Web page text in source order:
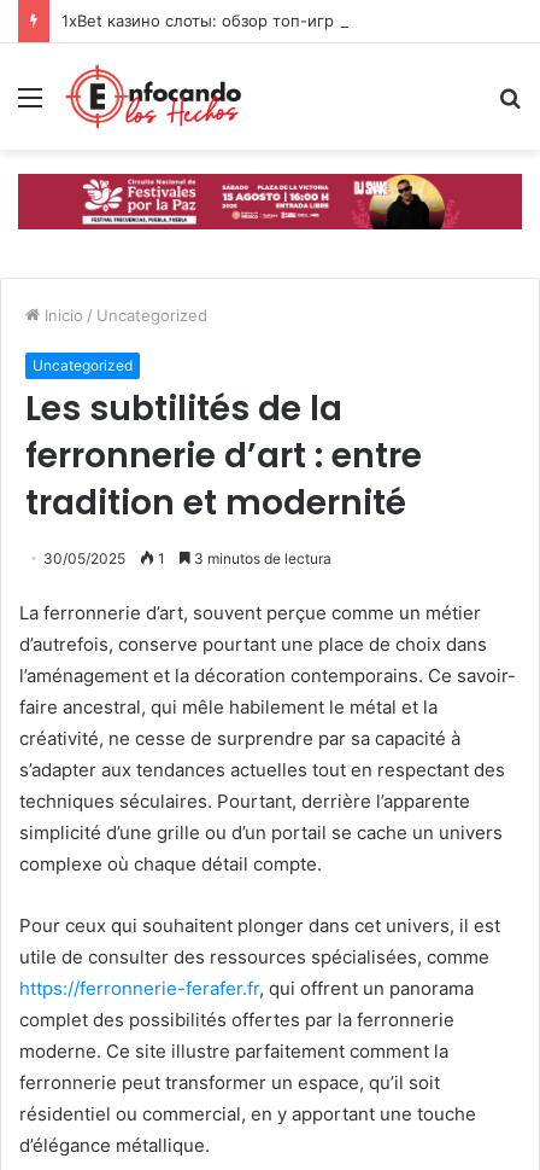
Menú
Inicio / Uncategorized
Uncategorized
Les subtilités de la
ferronnerie d’art : entre
tradition et modernité
30/05/2025 1 3 minutos de lectura
La ferronnerie d’art, souvent perçue comme un métier
d’autrefois, conserve pourtant une place de choix dans
l’aménagement et la décoration contemporains. Ce savoir-
faire ancestral, qui mêle habilement le métal et la
créativité, ne cesse de surprendre par sa capacité à
s’adapter aux tendances actuelles tout en respectant des
techniques séculaires. Pourtant, derrière l’apparente
simplicité d’une grille ou d’un portail se cache un univers
complexe où chaque détail compte.
Pour ceux qui souhaitent plonger dans cet univers, il est
utile de consulter des ressources spécialisées, comme
https://ferronnerie-ferafer.fr, qui offrent un panorama
complet des possibilités offertes par la ferronnerie
moderne. Ce site illustre parfaitement comment la
ferronnerie peut transformer un espace, qu’il soit
résidentiel ou commercial, en y apportant une touche
d’élégance métallique.